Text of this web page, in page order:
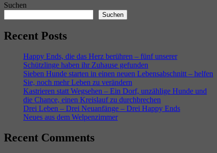
Suchen
Suchen
Recent Posts
Happy Ends, die das Herz berühren – fünf unserer
Schützlinge haben ihr Zuhause gefunden
Sieben Hunde starten in einen neuen Lebensabschnitt – helfen
Sie, noch mehr Leben zu verändern
Kastrieren statt Wegsehen – Ein Dorf, unzählige Hunde und
die Chance, einen Kreislauf zu durchbrechen
Drei Leben – Drei Neuanfänge – Drei Happy Ends
Neues aus dem Welpenzimmer
Recent Comments